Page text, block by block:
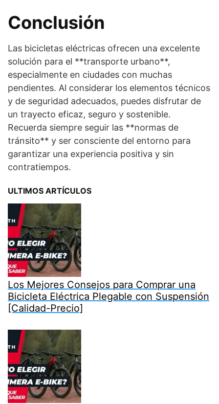
Conclusión
Las bicicletas eléctricas ofrecen una excelente
solución para el **transporte urbano**,
especialmente en ciudades con muchas
pendientes. Al considerar los elementos técnicos
y de seguridad adecuados, puedes disfrutar de
un trayecto eficaz, seguro y sostenible.
Recuerda siempre seguir las **normas de
tránsito** y ser consciente del entorno para
garantizar una experiencia positiva y sin
contratiempos.
ULTIMOS ARTÍCULOS
Los Mejores Consejos para Comprar una
Bicicleta Eléctrica Plegable con Suspensión
[Calidad-Precio]